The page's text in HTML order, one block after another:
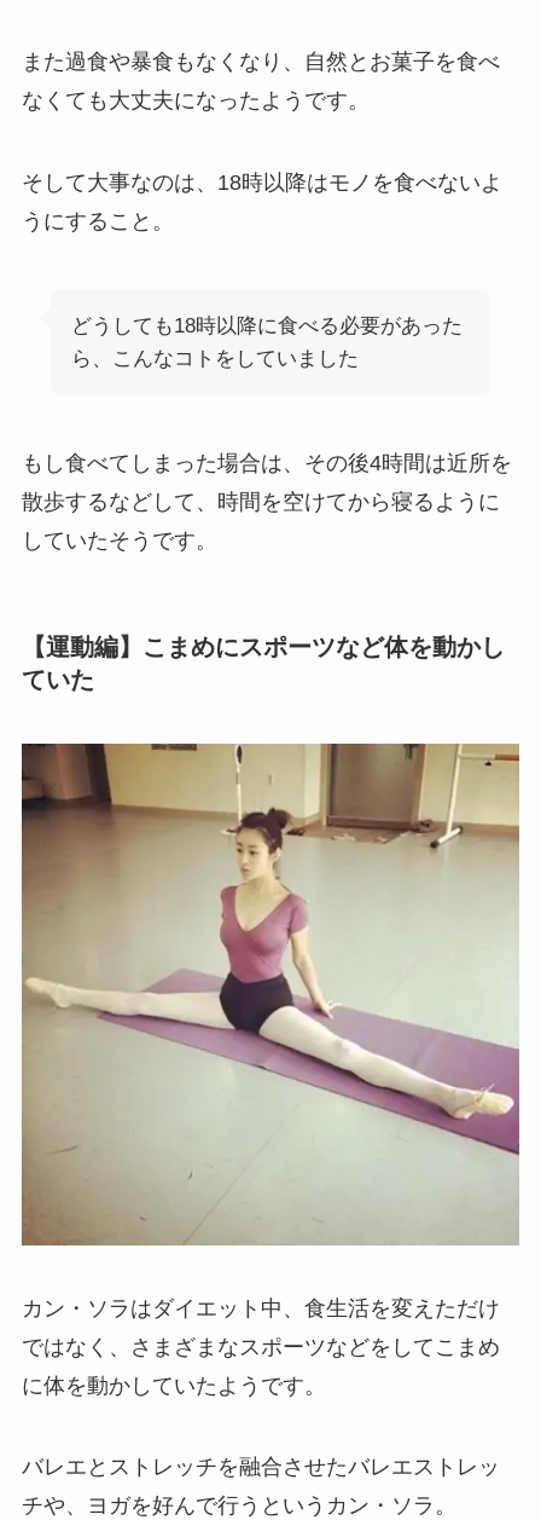
また過食や暴食もなくなり、自然とお菓子を食べ
なくても大丈夫になったようです。
そして大事なのは、18時以降はモノを食べないよ
うにすること。
どうしても18時以降に食べる必要があった
ら、こんなコトをしていました
もし食べてしまった場合は、その後4時間は近所を
散歩するなどして、時間を空けてから寝るように
していたそうです。
【運動編】こまめにスポーツなど体を動かし
ていた
カン・ソラはダイエット中、食生活を変えただけ
ではなく、さまざまなスポーツなどをしてこまめ
に体を動かしていたようです。
バレエとストレッチを融合させたバレエストレッ
チや、ヨガを好んで行うというカン・ソラ。